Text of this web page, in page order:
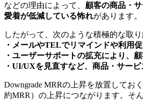
などの理由によって、 顧客の商品・
愛着が低減している怖れがあります。
したがって、次のような積極的な取り
・メールやTELでリマインドや利用
・ユーザーサポートの拡充により、
・UI/UXを見直すなど、商品・サー
Downgrade MRRの上昇を放置してお
約MRR）の上昇につながります。そ